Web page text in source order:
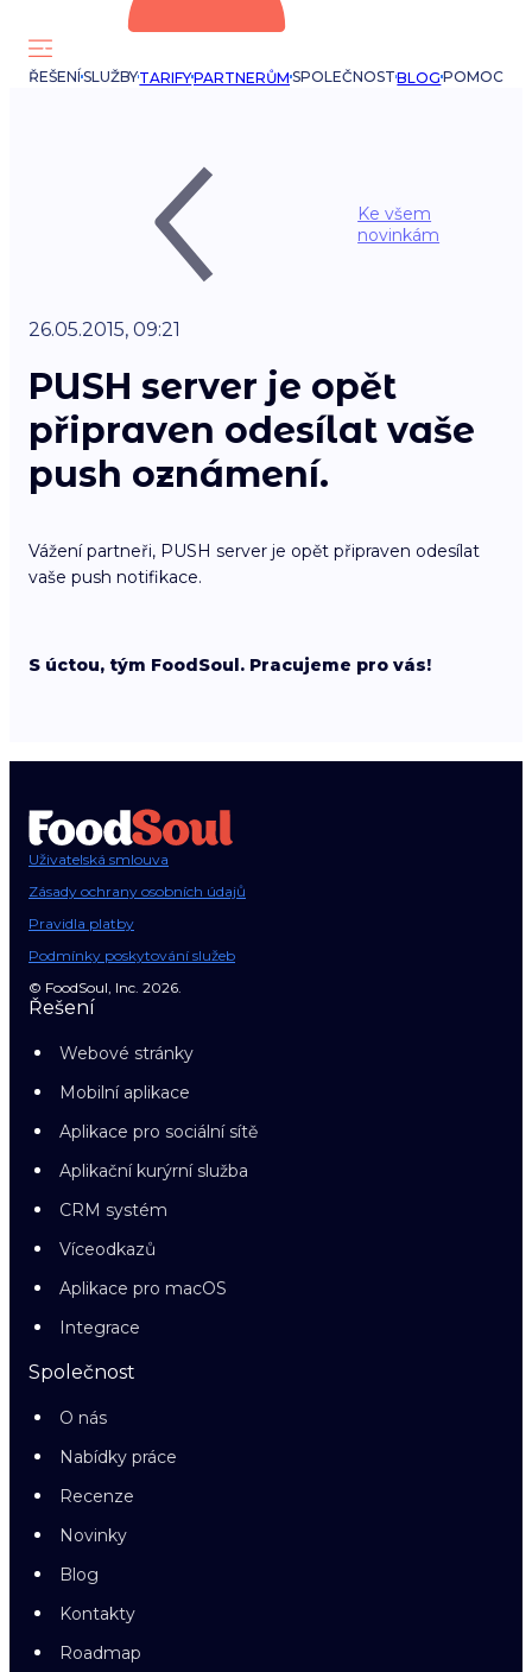
ŘEŠENÍSLUŽBYTARIFYPARTNERŮMSPOLEČNOSTBLOGPOMOC
Ke všem
novinkám
26.05.2015, 09:21
PUSH server je opět
připraven odesílat vaše
push oznámení.
Vážení partneři, PUSH server je opět připraven odesílat
vaše push notifikace.
S úctou, tým FoodSoul. Pracujeme pro vás!
Uživatelská smlouva
Zásady ochrany osobních údajů
Pravidla platby
Podmínky poskytování služeb
© FoodSoul, Inc. 2026.
Řešení
Webové stránky
Mobilní aplikace
Aplikace pro sociální sítě
Aplikační kurýrní služba
CRM systém
Víceodkazů
Aplikace pro macOS
Integrace
Společnost
O nás
Nabídky práce
Recenze
Novinky
Blog
Kontakty
Roadmap